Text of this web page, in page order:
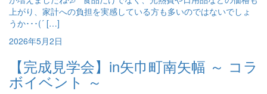
上がり、家計への負担を実感している方も多いのではないでしょ
うか･･･(´ […]
2026年5月2日
【完成見学会】in矢巾町南矢幅 ～ コラ
ボイベント ～